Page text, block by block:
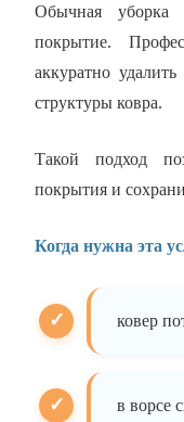
Обычная уборка
покрытие.
аккуратно
структуры ковра.
Такой подход
покрытия и
Когда нужна эта
ковер
в ворсе